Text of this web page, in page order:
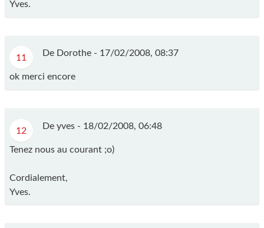
Yves.
11 De Dorothe - 17/02/2008, 08:37
ok merci encore
12 De yves - 18/02/2008, 06:48
Tenez nous au courant ;o)
Cordialement,
Yves.